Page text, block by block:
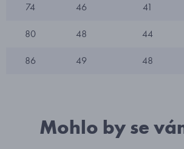
74 46 41
80 48 44
86 49 48
Mohlo by se